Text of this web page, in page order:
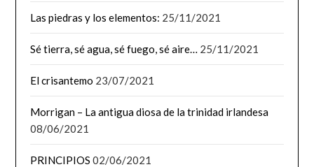
Las piedras y los elementos: 25/11/2021
Sé tierra, sé agua, sé fuego, sé aire… 25/11/2021
El crisantemo 23/07/2021
Morrigan – La antigua diosa de la trinidad irlandesa
08/06/2021
PRINCIPIOS 02/06/2021